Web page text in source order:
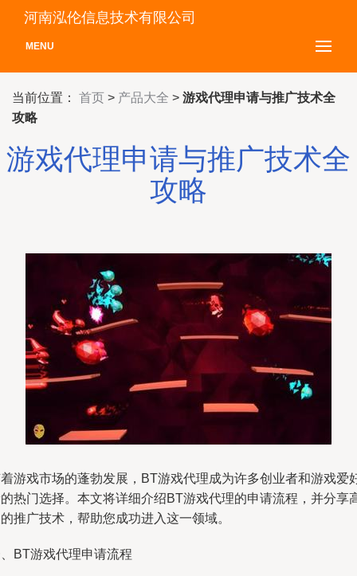
河南泓伦信息技术有限公司
MENU
当前位置： 首页 > 产品大全 > 游戏代理申请与推广技术全
攻略
游戏代理申请与推广技术全
攻略
游戏市场的蓬勃发展，BT游戏代理成为许多创业者和游戏爱
热门选择。本文将详细介绍BT游戏代理的申请流程，并分享
推广技术，帮助您成功进入这一领域。
BT游戏代理申请流程